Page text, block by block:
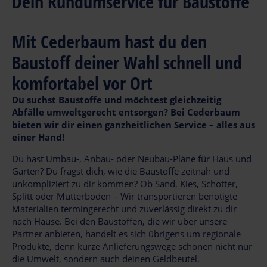
Mit Cederbaum hast du den
Baustoff deiner Wahl schnell und
komfortabel vor Ort
Du suchst Baustoffe und möchtest gleichzeitig
Abfälle umweltgerecht entsorgen? Bei Cederbaum
bieten wir dir einen ganzheitlichen Service – alles aus
einer Hand!
Du hast Umbau-, Anbau- oder Neubau-Pläne für Haus und
Garten? Du fragst dich, wie die Baustoffe zeitnah und
unkompliziert zu dir kommen? Ob Sand, Kies, Schotter,
Splitt oder Mutterboden – Wir transportieren benötigte
Materialien termingerecht und zuverlässig direkt zu dir
nach Hause. Bei den Baustoffen, die wir über unsere
Partner anbieten, handelt es sich übrigens um regionale
Produkte, denn kurze Anlieferungswege schonen nicht nur
die Umwelt, sondern auch deinen Geldbeutel.